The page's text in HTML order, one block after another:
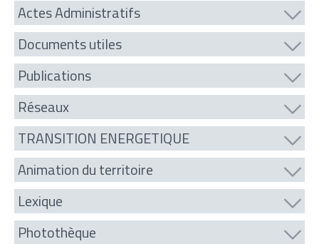
Actes Administratifs
Documents utiles
Publications
Réseaux
TRANSITION ENERGETIQUE
Animation du territoire
Lexique
Photothèque